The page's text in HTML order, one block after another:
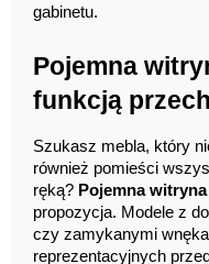
gabinetu.
Pojemna
funkcją
Szukasz mebla, który
również pomieści
ręką? Pojemna witryna
propozycja. Modele z
czy zamykanymi
reprezentacyjnych